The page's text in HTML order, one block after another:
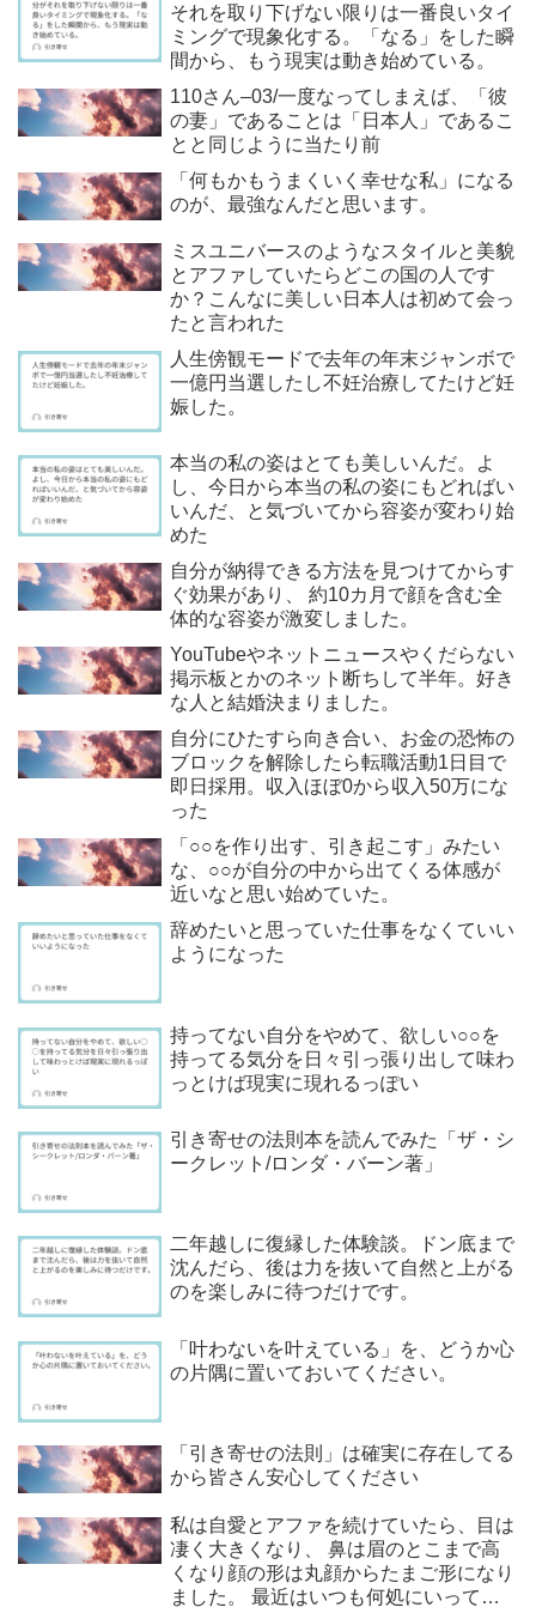
それを取り下げない限りは一番良いタイ
ミングで現象化する。「なる」をした瞬
間から、もう現実は動き始めている。
110さん–03/一度なってしまえば、「彼
の妻」であることは「日本人」であるこ
とと同じように当たり前
「何もかもうまくいく幸せな私」になる
のが、最強なんだと思います。
ミスユニバースのようなスタイルと美貌
とアファしていたらどこの国の人です
か？こんなに美しい日本人は初めて会っ
たと言われた
人生傍観モードで去年の年末ジャンボで
一億円当選したし不妊治療してたけど妊
娠した。
本当の私の姿はとても美しいんだ。よ
し、今日から本当の私の姿にもどればい
いんだ、と気づいてから容姿が変わり始
めた
自分が納得できる方法を見つけてからす
ぐ効果があり、 約10カ月で顔を含む全
体的な容姿が激変しました。
YouTubeやネットニュースやくだらない
掲示板とかのネット断ちして半年。好き
な人と結婚決まりました。
自分にひたすら向き合い、お金の恐怖の
ブロックを解除したら転職活動1日目で
即日採用。収入ほぼ0から収入50万にな
った
「○○を作り出す、引き起こす」みたい
な、○○が自分の中から出てくる体感が
近いなと思い始めていた。
辞めたいと思っていた仕事をなくていい
ようになった
持ってない自分をやめて、欲しい○○を
持ってる気分を日々引っ張り出して味わ
っとけば現実に現れるっぽい
引き寄せの法則本を読んでみた「ザ・シ
ークレット/ロンダ・バーン著」
二年越しに復縁した体験談。ドン底まで
沈んだら、後は力を抜いて自然と上がる
のを楽しみに待つだけです。
「叶わないを叶えている」を、どうか心
の片隅に置いておいてください。
「引き寄せの法則」は確実に存在してる
から皆さん安心してください
私は自愛とアファを続けていたら、目は
凄く大きくなり、 鼻は眉のとこまで高
くなり顔の形は丸顔からたまご形になり
ました。 最近はいつも何処にいっても